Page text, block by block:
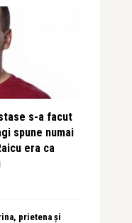
s-a facut
spune numai
era ca
prietena și